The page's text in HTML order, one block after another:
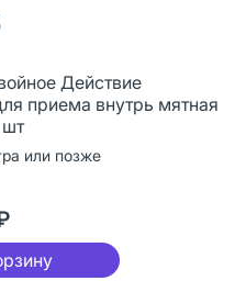
Действие
приема внутрь мятная
или позже